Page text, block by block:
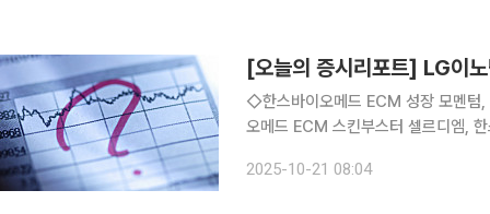
[오늘의 증시리포트] LG이
◇한스바이오메드 ECM 성장 모멘텀,
오메드 ECM 스킨부스터 셀르디엠,
Preview: 영업이익, 시장 기대치 하
2025-10-21 08:04